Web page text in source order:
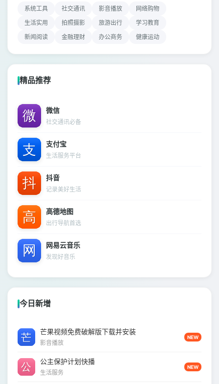
系统工具 社交通讯 影音播放
网络购物
生活实用
拍照摄影 旅游出行
学习教育
新闻阅读
金融理财 办公商务 健康运动
精品推荐
微信
社交通讯必备
支付宝
生活服务平台
抖音
记录美好生活
高德地图
出行导航首选
网易云音乐
发现好音乐
今日新增
芒果视频免费破解版下载并安装
影音播放
NEW
公主保护计划快播
生活服务
NEW